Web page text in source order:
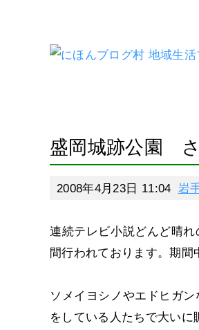
盛岡城跡公園
2008年4月23日 11:04 岩
連続テレビ小説どんど晴
間行われております。期間
ソメイヨシノやエドヒガ
をしている人たちで大いに